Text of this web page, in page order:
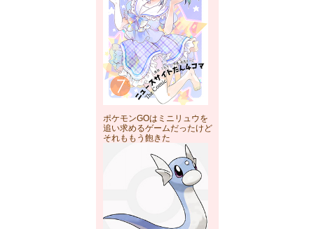
ポケモンGOはミニリュウを
追い求めるゲームだったけど
それももう飽きた